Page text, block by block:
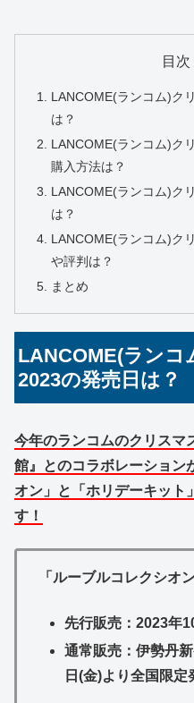
目次
LANCOME(ランコム)ク
は？
​​LANCOME(ランコム)ク
購入方法は？
LANCOME(ランコム)ク
は？
LANCOME(ランコム)ク
や評判は？
まとめ
LANCOME(ランコ
2023の発売日は？
今年のランコムのクリスマ
館』とのコラボレーション
オン」と「ホリデーキット
す！
「ルーブルコレクシオン
先行販売：2023年
通常販売：伊勢丹
日(金)より全国限定